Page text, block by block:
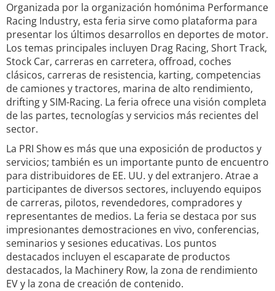
Organizada por la organización homónima Performance
Racing Industry, esta feria sirve como plataforma para
presentar los últimos desarrollos en deportes de motor.
Los temas principales incluyen Drag Racing, Short Track,
Stock Car, carreras en carretera, offroad, coches
clásicos, carreras de resistencia, karting, competencias
de camiones y tractores, marina de alto rendimiento,
drifting y SIM-Racing. La feria ofrece una visión completa
de las partes, tecnologías y servicios más recientes del
sector.
La PRI Show es más que una exposición de productos y
servicios; también es un importante punto de encuentro
para distribuidores de EE. UU. y del extranjero. Atrae a
participantes de diversos sectores, incluyendo equipos
de carreras, pilotos, revendedores, compradores y
representantes de medios. La feria se destaca por sus
impresionantes demostraciones en vivo, conferencias,
seminarios y sesiones educativas. Los puntos
destacados incluyen el escaparate de productos
destacados, la Machinery Row, la zona de rendimiento
EV y la zona de creación de contenido.